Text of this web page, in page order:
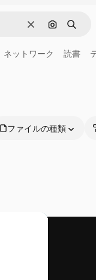
消去 画像で検索
検索
ネットワーク 読書
ファイルの種類